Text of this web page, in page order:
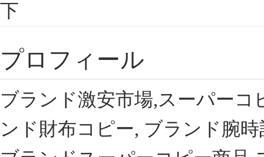
下
プロフィール
ブランド激安市場,スーパー
ンド財布コピー, ブランド腕